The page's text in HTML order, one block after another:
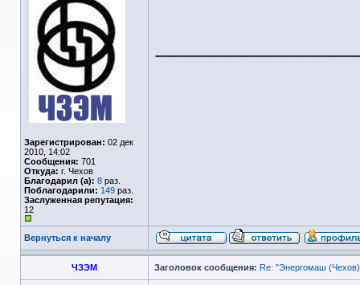
Зарегистрирован: 02 дек
2010, 14:02
Сообщения: 701
Откуда: г. Чехов
Благодарил (а): 8 раз.
Поблагодарили: 149 раз.
Заслуженная репутация:
12
Вернуться к началу
ЧЗЭМ Заголовок сообщения: Re: "Энергомаш